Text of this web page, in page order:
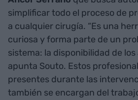
simplificar todo el proceso de
a cualquier cirugía. “Es una
curiosa y forma parte de un
sistema: la disponibilidad de los
apunta Souto. Estos
presentes durante las
también se encargan del